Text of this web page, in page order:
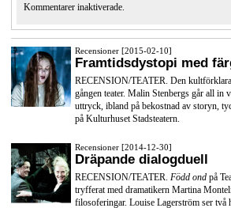
Kommentarer inaktiverade.
Recensioner [2015-02-10]
Framtidsdystopi med
RECENSION/TEATER. Den
gången teater. Malin Stenbergs går all in
uttryck, ibland på bekostnad av storyn,
på Kulturhuset Stadsteatern.
Recensioner [2014-12-30]
Dräpande dialogduell
RECENSION/TEATER. Född ond på
tryfferat med dramatikern Martina
filosoferingar. Louise Lagerström ser två